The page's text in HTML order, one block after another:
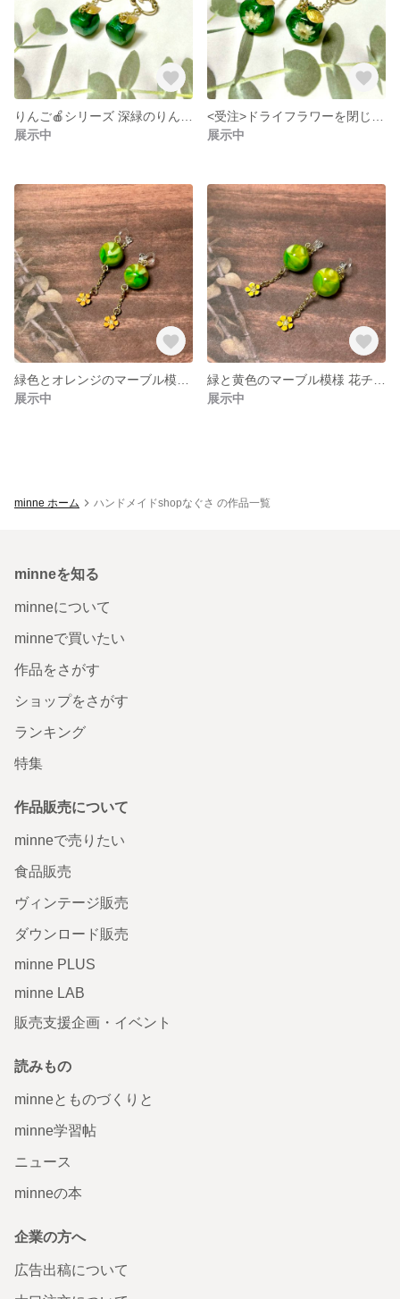
展示中
展示中
展示中
展示中
minne ホーム ハンドメイドshopなぐさ の作品一覧
minneを知る
minneについて
minneで買いたい
作品をさがす
ショップをさがす
ランキング
特集
作品販売について
minneで売りたい
食品販売
ヴィンテージ販売
ダウンロード販売
minne PLUS
minne LAB
販売支援企画・イベント
読みもの
minneとものづくりと
minne学習帖
ニュース
minneの本
企業の方へ
広告出稿について